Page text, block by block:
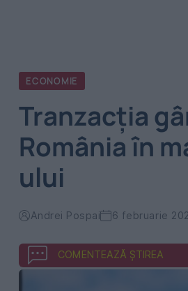
ECONOMIE
Tranzacția
România în
ului
Andrei Pospai 6 februarie
COMENTEAZĂ ȘTIREA